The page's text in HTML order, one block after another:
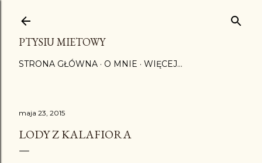
PTYSIU MIETOWY
STRONA GŁÓWNA O MNIE WIĘCEJ…
maja 23, 2015
LODY Z KALAFIORA